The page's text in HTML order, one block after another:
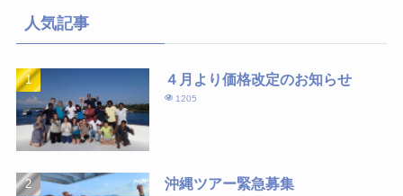
人気記事
４月より価格改定のお知らせ
1205
沖縄ツアー緊急募集